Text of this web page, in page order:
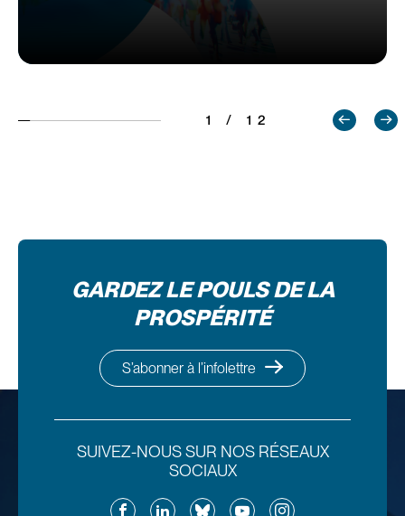
1 / 12
GARDEZ LE POULS DE LA
PROSPÉRITÉ
S’abonner à l’infolettre
SUIVEZ-NOUS SUR NOS RÉSEAUX
SOCIAUX
FacebookLinkedInBlueskyYouTubeInstagram